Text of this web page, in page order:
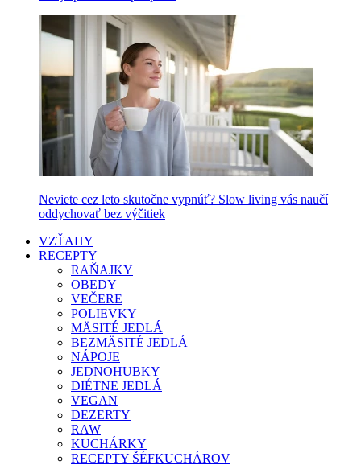
Neviete cez leto skutočne vypnúť? Slow living vás naučí
oddychovať bez výčitiek
VZŤAHY
RECEPTY
RAŇAJKY
OBEDY
VEČERE
POLIEVKY
MÄSITÉ JEDLÁ
BEZMÄSITÉ JEDLÁ
NÁPOJE
JEDNOHUBKY
DIÉTNE JEDLÁ
VEGAN
DEZERTY
RAW
KUCHÁRKY
RECEPTY ŠÉFKUCHÁROV